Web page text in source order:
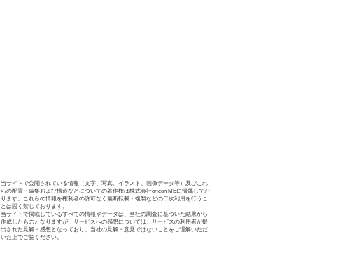
当サイトで公開されている情報（文字、写真、イラスト、画像データ等）及びこれ
らの配置・編集および構造などについての著作権は株式会社oricon MEに帰属してお
ります。これらの情報を権利者の許可なく無断転載・複製などの二次利用を行うこ
とは固く禁じております。
当サイトで掲載しているすべての情報やデータは、当社の調査に基づいた結果から
作成したものとなりますが、サービスへの感想については、サービスの利用者が提
出された見解・感想となっており、当社の見解・意見ではないことをご理解いただ
いた上でご覧ください。